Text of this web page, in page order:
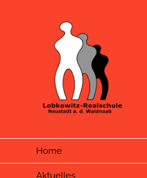
Home
Aktuelles